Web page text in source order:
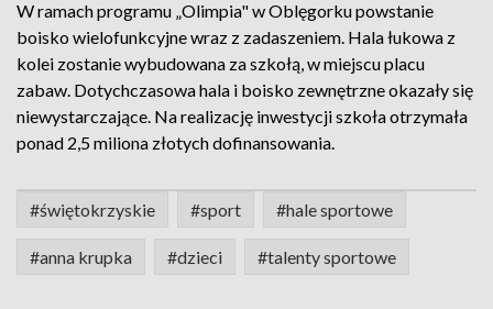
W ramach programu „Olimpia" w Oblęgorku powstanie
boisko wielofunkcyjne wraz z zadaszeniem. Hala łukowa z
kolei zostanie wybudowana za szkołą, w miejscu placu
zabaw. Dotychczasowa hala i boisko zewnętrzne okazały się
niewystarczające. Na realizację inwestycji szkoła otrzymała
ponad 2,5 miliona złotych dofinansowania.
#świętokrzyskie #sport #hale sportowe
#anna krupka #dzieci #talenty sportowe